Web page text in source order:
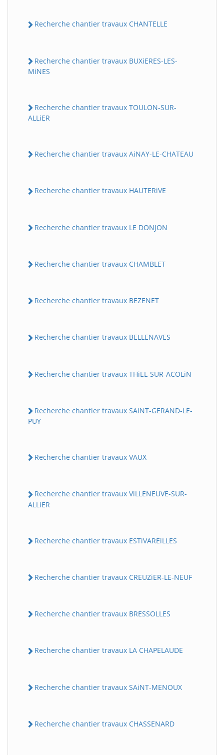
Recherche chantier travaux CHANTELLE
Recherche chantier travaux BUXiERES-LES-
MiNES
Recherche chantier travaux TOULON-SUR-
ALLiER
Recherche chantier travaux AiNAY-LE-CHATEAU
Recherche chantier travaux HAUTERiVE
Recherche chantier travaux LE DONJON
Recherche chantier travaux CHAMBLET
Recherche chantier travaux BEZENET
Recherche chantier travaux BELLENAVES
Recherche chantier travaux THiEL-SUR-ACOLiN
Recherche chantier travaux SAiNT-GERAND-LE-
PUY
Recherche chantier travaux VAUX
Recherche chantier travaux ViLLENEUVE-SUR-
ALLiER
Recherche chantier travaux ESTiVAREiLLES
Recherche chantier travaux CREUZiER-LE-NEUF
Recherche chantier travaux BRESSOLLES
Recherche chantier travaux LA CHAPELAUDE
Recherche chantier travaux SAiNT-MENOUX
Recherche chantier travaux CHASSENARD